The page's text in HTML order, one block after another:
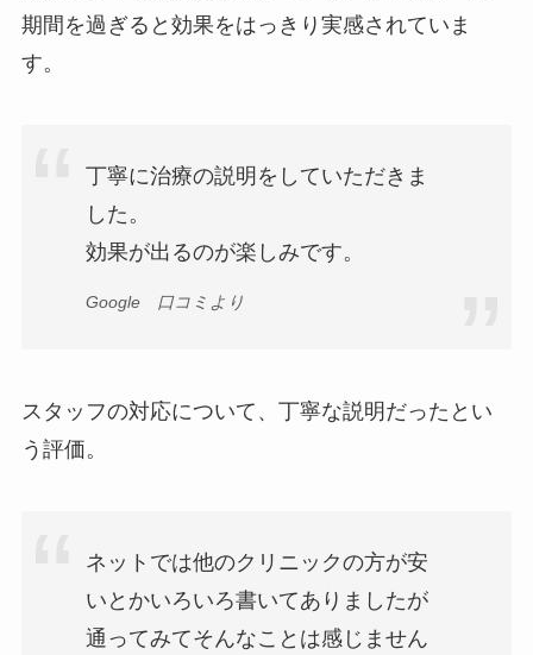
期間を過ぎると効果をはっきり実感されていま
す。
丁寧に治療の説明をしていただきま
した。
効果が出るのが楽しみです。
Google 口コミより
スタッフの対応について、丁寧な説明だったとい
う評価。
ネットでは他のクリニックの方が安
いとかいろいろ書いてありましたが
通ってみてそんなことは感じません